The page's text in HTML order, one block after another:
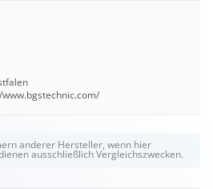
anderer Hersteller, wenn hier
ausschließlich Vergleichszwecken.